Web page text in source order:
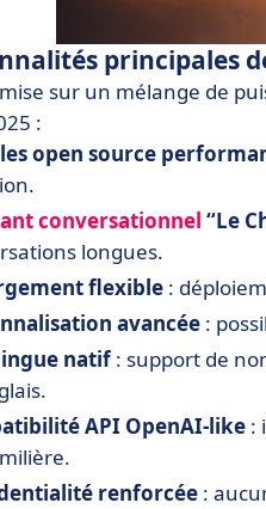
principales
sur un mélange de
:
open source
conversationnel “Le
longues.
flexible :
avancée :
natif: support de
API OpenAI-like :
renforcée :